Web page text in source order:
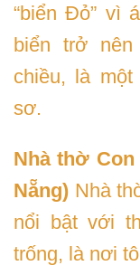
“biển Đỏ” vì
biển trở
chiều, là
sơ.
Nhà thờ
Nẵng) Nhà
nổi bật với
trống, là nơi